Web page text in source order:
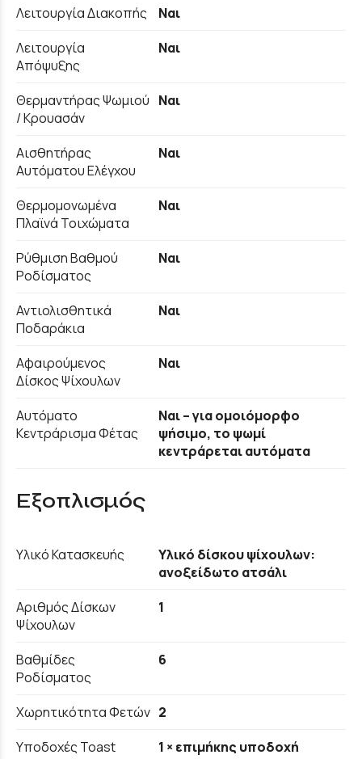
Λειτουργία Διακοπής
Ναι
Λειτουργία
Απόψυξης
Ναι
Θερμαντήρας Ψωμιού
/ Κρουασάν
Ναι
Αισθητήρας
Αυτόματου Ελέγχου
Ναι
Θερμομονωμένα
Πλαϊνά Τοιχώματα
Ναι
Ρύθμιση Βαθμού
Ροδίσματος
Ναι
Αντιολισθητικά
Ποδαράκια
Ναι
Αφαιρούμενος
Δίσκος Ψίχουλων
Ναι
Αυτόματο
Κεντράρισμα Φέτας
Ναι – για ομοιόμορφο
ψήσιμο, το ψωμί
κεντράρεται αυτόματα
Εξοπλισμός
Υλικό Κατασκευής
Υλικό δίσκου ψίχουλων:
ανοξείδωτο ατσάλι
Αριθμός Δίσκων
Ψίχουλων
1
Βαθμίδες
Ροδίσματος
6
Χωρητικότητα Φετών 2
Υποδοχές Toast
1 × επιμήκης υποδοχή